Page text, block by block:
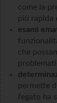
come la
più rapida
esami
che
permette
fegato ha